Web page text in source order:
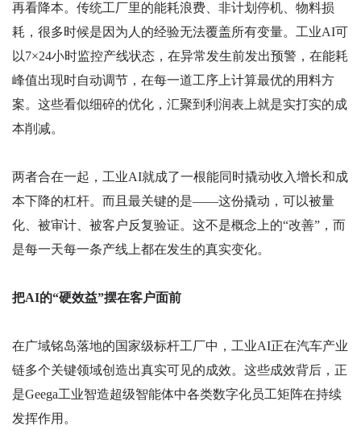
再看降本。传统工厂里的能耗浪费、非计划停机、物料损
耗，很多时候是因为人的经验无法覆盖所有变量。工业AI可
以7×24小时监控产线状态，在异常发生前发出预警，在能耗
峰值出现时自动调节，在每一道工序上计算最优的用料方
案。这些看似细碎的优化，汇聚到利润表上就是实打实的成
本削减。
两者合在一起，工业AI就成了一根能同时撬动收入增长和成
本下降的杠杆。而且最关键的是——这份撬动，可以被量
化、被审计、被客户反复验证。这不是概念上的“改善”，而
是每一天每一条产线上都在发生的真实变化。
把AI的“硬效益”摆在客户面前
在广域铭岛落地的国家级标杆工厂中，工业AI正在汽车产业
链多个关键领域创造出真实可见的成效。这些成效背后，正
是Geega工业智造超级智能体中各类数字化员工矩阵在持续
发挥作用。